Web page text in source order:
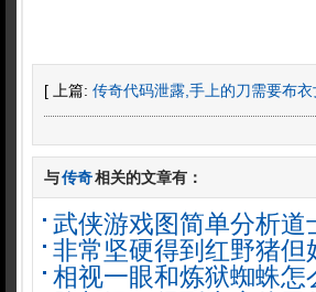
[ 上篇: 传奇代码泄露,手上的刀需要布
与传奇相关的文章有：
武侠游戏图简单分析道
非常坚硬得到红野猪但
相视一眼和炼狱蜘蛛怎